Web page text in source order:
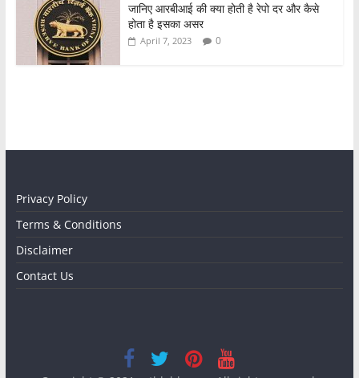
जानिए आरबीआई की क्या होती है रेपो दर और कैसे
होता है इसका असर
April 7, 2023 0
Privacy Policy
Terms & Conditions
Disclaimer
Contact Us